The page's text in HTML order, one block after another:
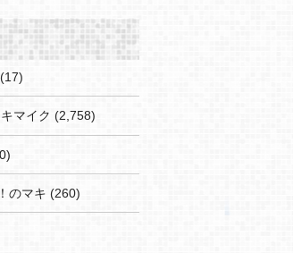
(17)
マイク (2,758)
のマキ (260)